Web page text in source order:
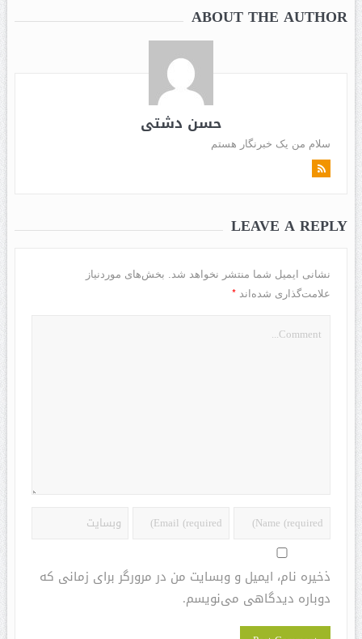
ABOUT THE AUTHOR
حسن دشتی
سلام من یک خبرنگار هستم
LEAVE A REPLY
نشانی ایمیل شما منتشر نخواهد شد.
بخش‌های موردنیاز
علامت‌گذاری شده‌اند *
ذخیره نام، ایمیل و وبسایت من در مرورگر برای زمانی که
دوباره دیدگاهی می‌نویسم.